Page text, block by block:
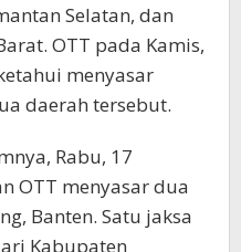
Selatan, dan
OTT pada Kamis,
menyasar
daerah tersebut.
Rabu, 17
OTT menyasar dua
Banten. Satu jaksa
Kabupaten